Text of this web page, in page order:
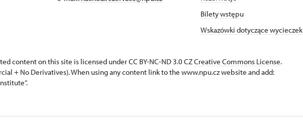
Bilety wstępu
Wskazówki dotyczące wycieczek
content on this site is licensed under CC BY-NC-ND 3.0 CZCreative Commons License.
+ No Derivatives). When using any content link to the www.npu.cz website and add: